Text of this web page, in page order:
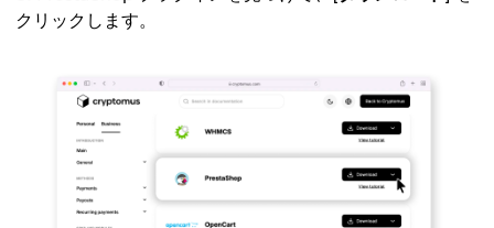
クリックします。